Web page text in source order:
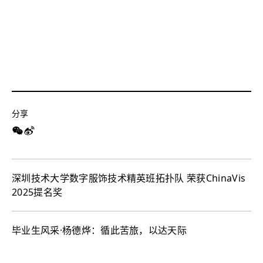
分享
深圳技术大学数字服饰技术精英班拓扑队 ​荣获ChinaVis
2025提名奖
毕业生风采·杨德烨：循此苦旅，以达天际